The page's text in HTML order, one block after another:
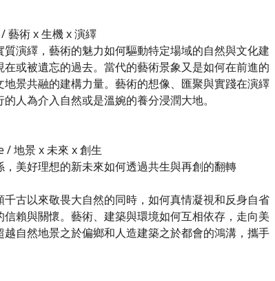
藝術 x 生機 x 演繹
演繹，藝術的魅力如何驅動特定場域的自然與文化建
或被遺忘的過去。當代的藝術景象又是如何在前進的
景共融的建構力量。藝術的想像、匯聚與實踐在演繹
人為介入自然或是溫婉的養分浸潤大地。
地景 x 未來 x 創生
美好理想的新未來如何透過共生與再創的翻轉
古以來敬畏大自然的同時，如何真情凝視和反身自省
賴與關懷。藝術、建築與環境如何互相依存，走向美
自然地景之於偏鄉和人造建築之於都會的鴻溝，攜手